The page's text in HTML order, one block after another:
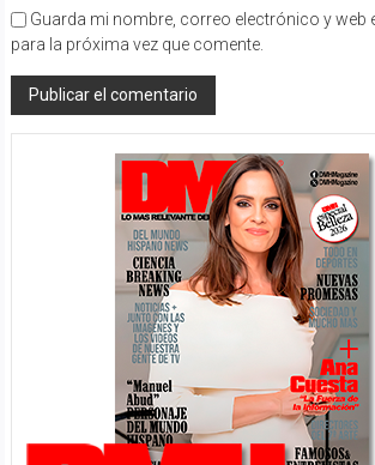
Guarda mi nombre, correo electrónico y web
para la próxima vez que comente.